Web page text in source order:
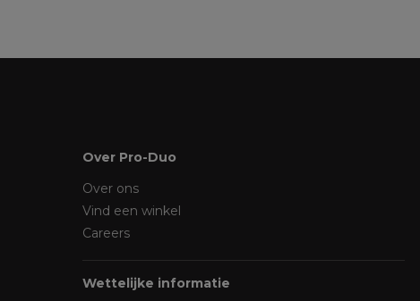
Over Pro-Duo
Over ons
Vind een winkel
Careers
Wettelijke informatie